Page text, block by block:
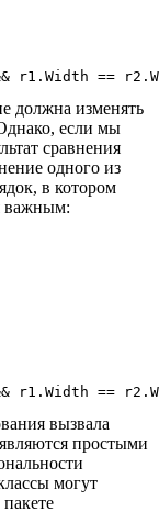
должна изменять
если мы
сравнения
одного из
в котором
важным:
вызвала
простыми
могут